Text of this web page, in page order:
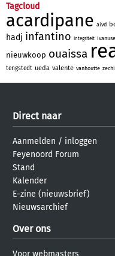
Tagcloud
acardipane aivd
hadj infantino integriteit
nieuwkoop ouaissa
tengstedt ueda valente vanhoutte
Direct naar
Aanmelden / inloggen
Feyenoord Forum
Stand
Kalender
E-zine (nieuwsbrief)
Nieuwsarchief
Over ons
Voor webmasters